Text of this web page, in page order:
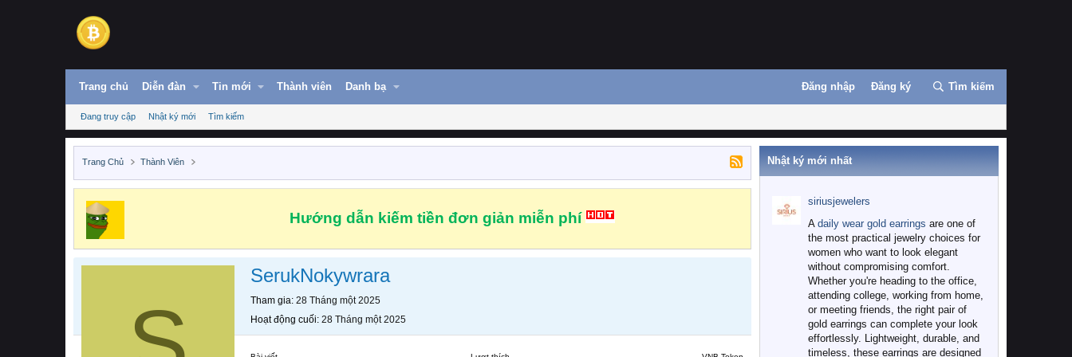
Trang chủ Diễn đàn Tin mới Thành viên Danh bạ Đăng nhập Đăng ký Tìm kiếm
Đang truy cập Nhật ký mới Tìm kiếm
Trang Chủ Thành Viên
Hướng dẫn kiếm tiền đơn giản miễn phí
SerukNokywrara
Tham gia 28 Tháng một 2025
Hoạt động cuối 28 Tháng một 2025
Nhật ký mới nhất
siriusjewelers
A daily wear gold earrings are one of
the most practical jewelry choices for
women who want to look elegant
without compromising comfort.
Whether you're heading to the office,
attending college, working from home,
or meeting friends, the right pair of
gold earrings can complete your look
effortlessly. Lightweight, durable, and
timeless, these earrings are designed